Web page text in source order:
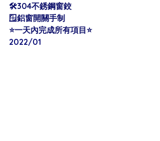
🛠304不銹鋼窗鉸
🪟鋁窗開關手制
⭐️一天內完成所有項目⭐️
2022/01